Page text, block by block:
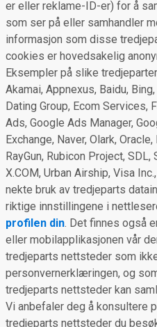
er eller reklame-ID-er) for å
som ser på eller samhandler
informasjon som disse
cookies er hovedsakelig
Eksempler på slike
Akamai, Appnexus, Baidu,
Dating Group, Ecom Services,
Ads, Google Ads Manager,
Exchange, Naver, Olark,
RayGun, Rubicon Project, SDL,
X.COM, Urban Airship, Visa
nekte bruk av tredjeparts
riktige innstillingene i
profilen din. Det finnes også
eller mobilapplikasjonen vår
tredjeparts nettsteder som
personvernerklæringen, og
tredjeparts nettsteder kan
Vi anbefaler deg å konsultere
tredjeparts nettsteder du